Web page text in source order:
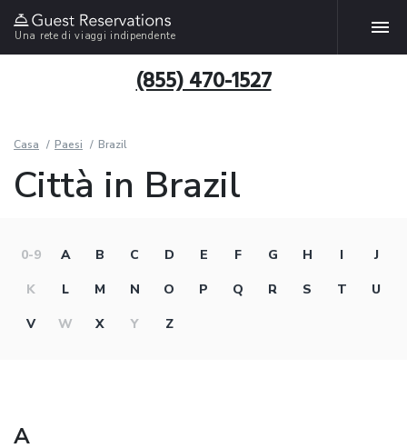
Una rete di viaggi indipendente
(855) 470-1527
Casa Paesi Brazil
Città in Brazil
0-9 A B C D E F G H I
J
K
L M N O P Q R S T
U
V
W X Y Z
A